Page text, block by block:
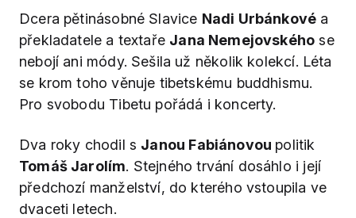
Dcera pětinásobné Slavice Nadi Urbánkové a
překladatele a textaře Jana Nemejovského se
nebojí ani módy. Sešila už několik kolekcí. Léta
se krom toho věnuje tibetskému buddhismu.
Pro svobodu Tibetu pořádá i koncerty.
Dva roky chodil s Janou Fabiánovou politik
Tomáš Jarolím. Stejného trvání dosáhlo i její
předchozí manželství, do kterého vstoupila ve
dvaceti letech.